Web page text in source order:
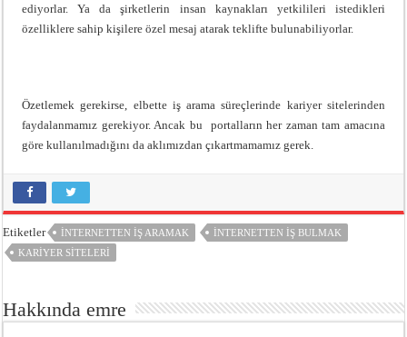
ediyorlar. Ya da şirketlerin insan kaynakları yetkilileri istedikleri
özelliklere sahip kişilere özel mesaj atarak teklifte bulunabiliyorlar.
Özetlemek gerekirse, elbette iş arama süreçlerinde kariyer sitelerinden
faydalanmamız gerekiyor. Ancak bu portalların her zaman tam amacına
göre kullanılmadığını da aklımızdan çıkartmamamız gerek.
Etiketler INTERNETTEN IŞ ARAMAK
INTERNETTEN IŞ BULMAK
KARIYER SITELERI
Hakkında emre